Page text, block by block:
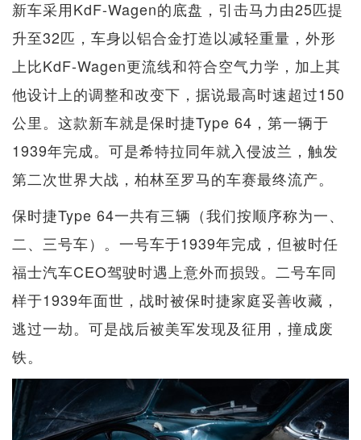
新车采用KdF-Wagen的底盘，引击马力由25匹提
升至32匹，车身以铝合金打造以减轻重量，外形
上比KdF-Wagen更流线和符合空气力学，加上其
他设计上的调整和改变下，据说最高时速超过150
公里。这款新车就是保时捷Type 64，第一辆于
1939年完成。可是希特拉同年就入侵波兰，触发
第二次世界大战，柏林至罗马的车赛最终流产。
保时捷Type 64一共有三辆（我们按顺序称为一、
二、三号车）。一号车于1939年完成，但被时任
福士汽车CEO驾驶时遇上意外而损毁。二号车同
样于1939年面世，战时被保时捷家庭妥善收藏，
逃过一劫。可是战后被美军发现及征用，撞成废
铁。